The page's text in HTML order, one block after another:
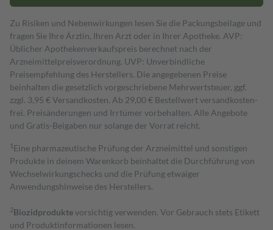
Zu Risiken und Nebenwirkungen lesen Sie die Packungsbeilage und
fragen Sie Ihre Ärztin, Ihren Arzt oder in Ihrer Apotheke. AVP:
Üblicher Apothekenverkaufspreis berechnet nach der
Arzneimittelpreisverordnung. UVP: Unverbindliche
Preisempfehlung des Herstellers. Die angegebenen Preise
beinhalten die gesetzlich vorgeschriebene Mehrwertsteuer, ggf.
zzgl. 3,95 € Versandkosten. Ab 29,00 € Bestell­wert versand­kosten­
frei. Preisänderungen und Irrtümer vorbehalten. Alle Angebote
und Gratis-Beigaben nur solange der Vorrat reicht.
1 Eine pharmazeutische Prüfung der Arzneimittel und sonstigen
Produkte in deinem Warenkorb beinhaltet die Durchführung von
Wechselwirkungschecks und die Prüfung etwaiger
Anwendungshinweise des Herstellers.
2Biozidproduktevorsichtig verwenden. Vor Gebrauch stets Etikett
und Produktinformationen lesen.